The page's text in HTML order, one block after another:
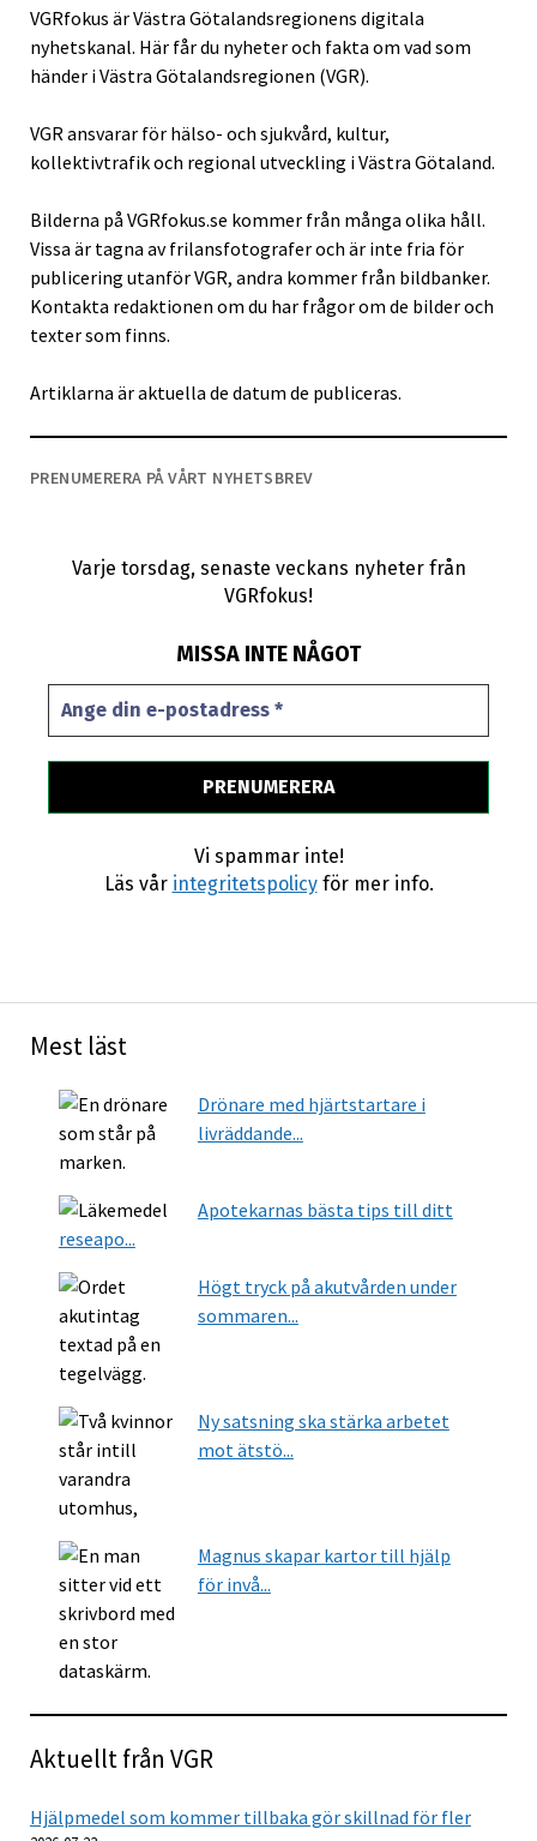
VGRfokus är Västra Götalandsregionens digitala
nyhetskanal. Här får du nyheter och fakta om vad som
händer i Västra Götalandsregionen (VGR).
VGR ansvarar för hälso- och sjukvård, kultur,
kollektivtrafik och regional utveckling i Västra Götaland.
Bilderna på VGRfokus.se kommer från många olika håll.
Vissa är tagna av frilansfotografer och är inte fria för
publicering utanför VGR, andra kommer från bildbanker.
Kontakta redaktionen om du har frågor om de bilder och
texter som finns.
Artiklarna är aktuella de datum de publiceras.
PRENUMERERA PÅ VÅRT NYHETSBREV
Varje torsdag, senaste veckans nyheter från
VGRfokus!
MISSA INTE NÅGOT
Vi spammar inte!
Läs vår integritetspolicyför mer info.
Mest läst
Drönare med hjärtstartare i
livräddande...
Apotekarnas bästa tips till ditt
reseapo...
Högt tryck på akutvården under
sommaren...
Ny satsning ska stärka arbetet
mot ätstö...
Magnus skapar kartor till hjälp
för invå...
Aktuellt från VGR
Hjälpmedel som kommer tillbaka gör skillnad för fler